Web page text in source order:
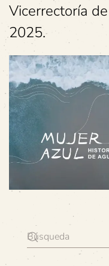
Vicerrectoría
2025.